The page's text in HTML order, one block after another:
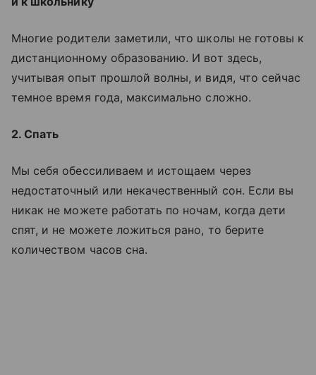
Многие родители заметили, что школы не готовы к
дистанционному образованию. И вот здесь,
учитывая опыт прошлой волны, и видя, что сейчас
темное время года, максимально сложно.
2. Спать
Мы себя обессиливаем и истощаем через
недостаточный или некачественный сон. Если вы
никак не можете работать по ночам, когда дети
спят, и не можете ложиться рано, то берите
количеством часов сна.